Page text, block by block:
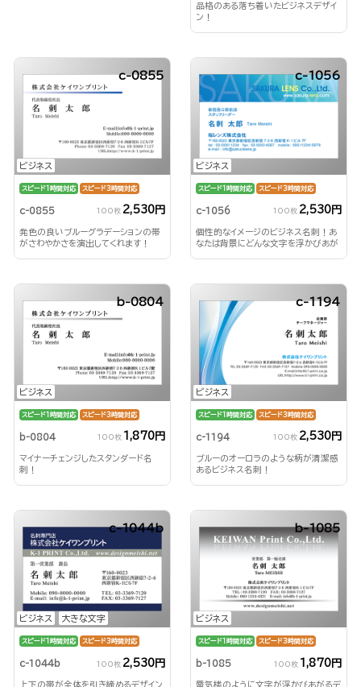
品格のある落ち着いたビジネスデザイ
ン！
ビジネス
c-0855
スピード1時間対応 スピード3時間対応
c-0855 100枚 2,530円
発色の良いブルーグラデーションの帯
がさわやかさを演出してくれます！
ビジネス
c-1056
スピード1時間対応 スピード3時間対応
c-1056 100枚 2,530円
個性的なイメージのビジネス名刺！あ
なたは背景にどんな文字を浮かびあが
ビジネス
b-0804
スピード1時間対応 スピード3時間対応
b-0804 100枚 1,870円
マイナーチェンジしたスタンダード名
刺！
ビジネス
c-1194
スピード1時間対応 スピード3時間対応
c-1194 100枚 2,530円
ブルーのオーロラのような柄が清潔感
あるビジネス名刺！
ビジネス 大きな文字
c-1044b
スピード1時間対応 スピード3時間対応
c-1044b 100枚 2,530円
上下の帯が全体を引き締めるデザイン
ビジネス
b-1085
スピード1時間対応 スピード3時間対応
b-1085 100枚 1,870円
蜃気楼のように文字が浮かびあがるデ